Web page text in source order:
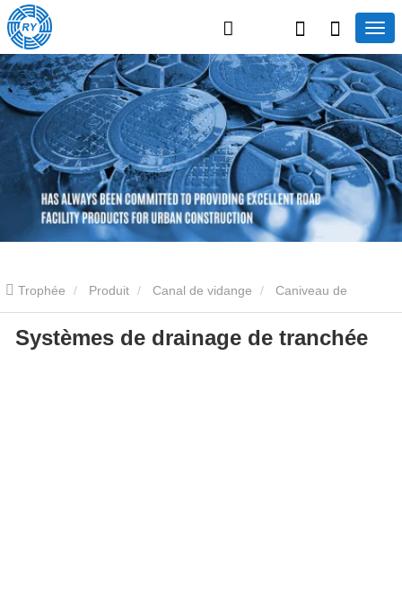
Trophée Produit Canal de vidange Caniveau de
drainage linéaire Systèmes de drainage de tranchée
Systèmes de drainage de tranchée